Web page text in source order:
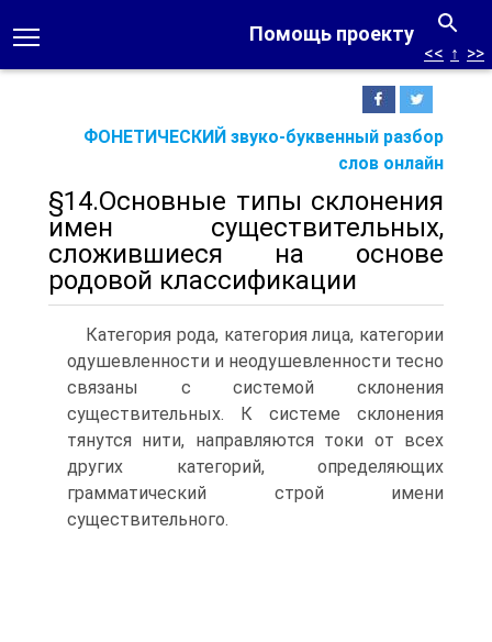
Помощь проекту
ФОНЕТИЧЕСКИЙ звуко-буквенный разбор
слов онлайн
<< ↑ >>
§14.Основные типы склонения
имен существительных,
сложившиеся на основе
родовой классификации
Категория рода, категория лица, категории
одушевленности и неодушевленности тесно
связаны с системой склонения
существительных. К системе склонения
тянутся нити, направляются токи от всех
других категорий, определяющих
грамматический строй имени
существительного.